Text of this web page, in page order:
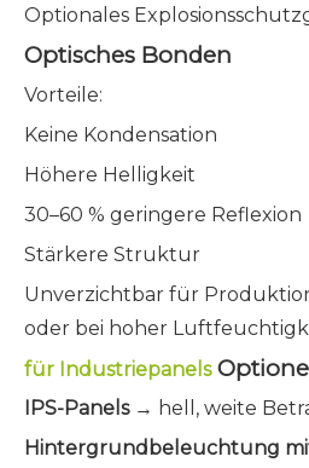
Optionales
Optisches Bonden
Vorteile:
Keine Kondensation
Höhere Helligkeit
30–60 % geringere Reflexion
Stärkere Struktur
Unverzichtbar für
oder bei hoher
für Industriepanels
IPS-Panels → hell, weite
Hintergrundbeleuchtung